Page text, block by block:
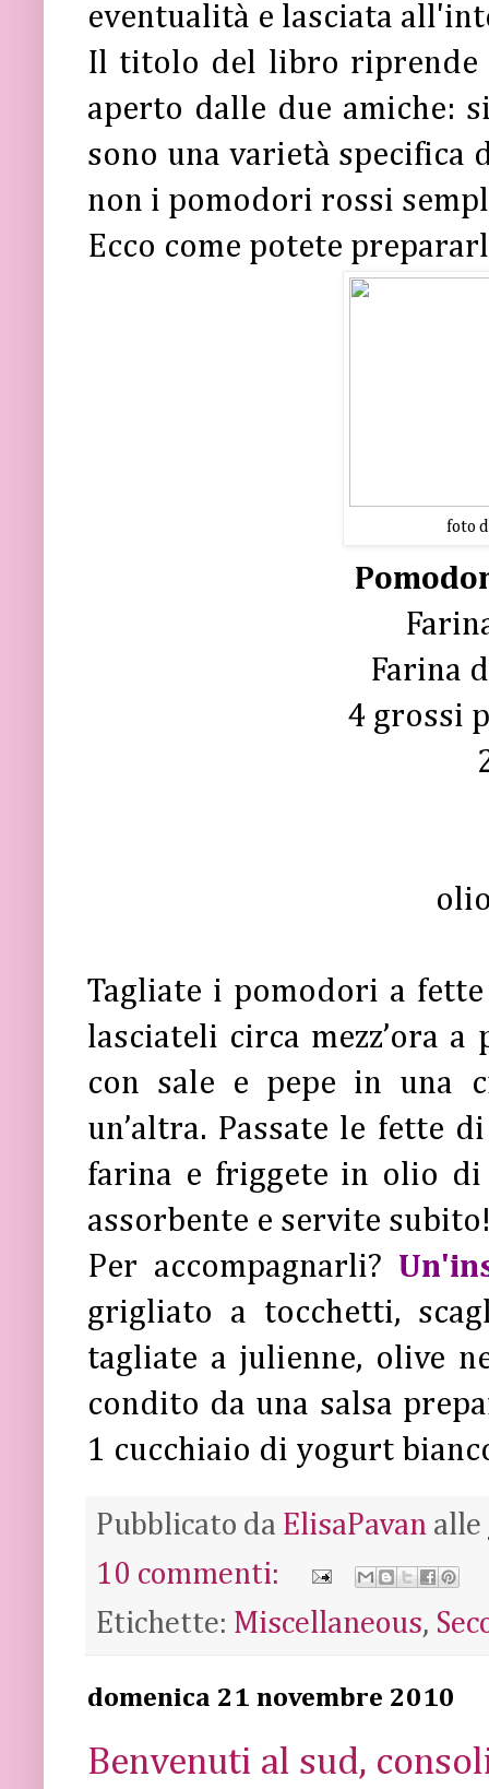
eventualità e lasciata
Il titolo del libro riprende
aperto dalle due amiche:
sono una varietà specifica
non i pomodori rossi
Ecco come potete
foto
Farina
4 grossi
Tagliate i pomodori a
lasciateli circa mezz’ora a
con sale e pepe in una
un’altra. Passate le fette
farina e friggete in olio di
assorbente e servite
Per accompagnarli?
grigliato a tocchetti,
tagliate a julienne, olive
condito da una salsa
1 cucchiaio di yogurt
Pubblicato da ElisaPavan alle
10 commenti:
Etichette: Miscellaneous,
domenica 21 novembre 2010
Benvenuti al sud,